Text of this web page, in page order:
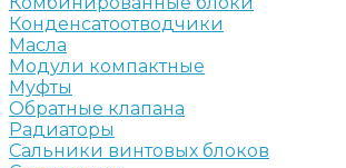
Конденсатоотводчики
Масла
Модули компактные
Муфты
Обратные клапана
Радиаторы
Сальники винтовых блоков